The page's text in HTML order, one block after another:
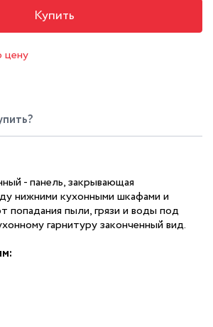
Купить
цену
- панель, закрывающая
нижними кухонными шкафами и
попадания пыли, грязи и воды под
гарнитуру законченный вид.